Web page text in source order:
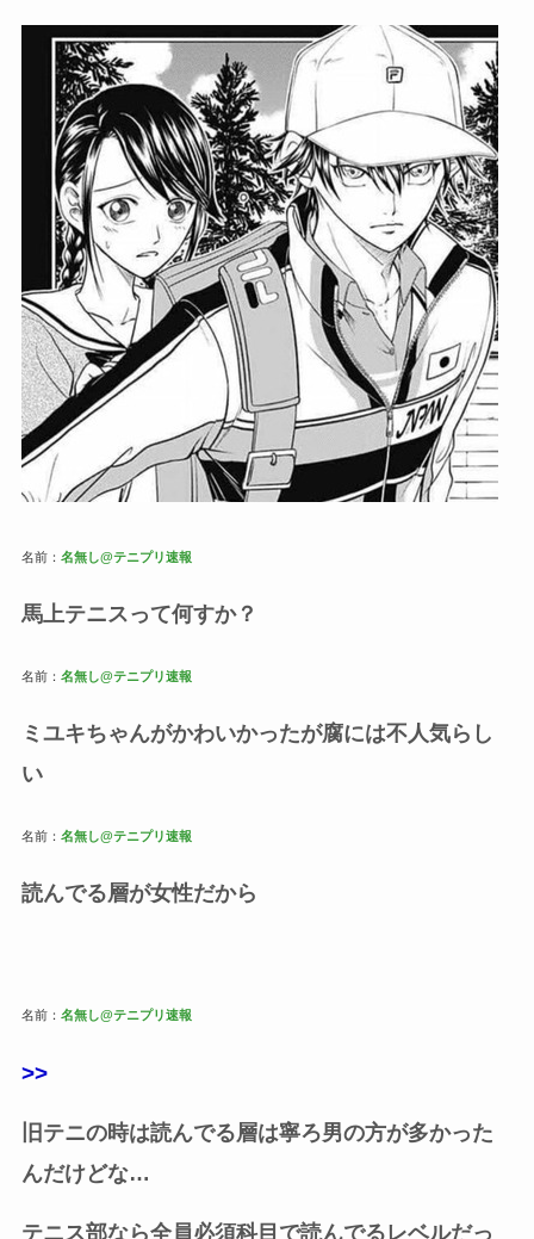
名前： 名無し@テニプリ速報
馬上テニスって何すか？
名前： 名無し@テニプリ速報
ミユキちゃんがかわいかったが腐には不人気らし
い
名前： 名無し@テニプリ速報
読んでる層が女性だから
名前： 名無し@テニプリ速報
>>
旧テニの時は読んでる層は寧ろ男の方が多かった
んだけどな…
テニス部なら全員必須科目で読んでるレベルだっ